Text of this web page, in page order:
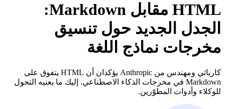
HTML مقابل Markdown:
الجدل الجديد حول تنسيق
مخرجات نماذج اللغة
كارباثي ومهندس من Anthropic يؤكدان أن HTML يتفوق على
Markdown في مخرجات الذكاء الاصطناعي. إليك ما يعنيه التحول
للوكلاء وأدوات المطوّرين.